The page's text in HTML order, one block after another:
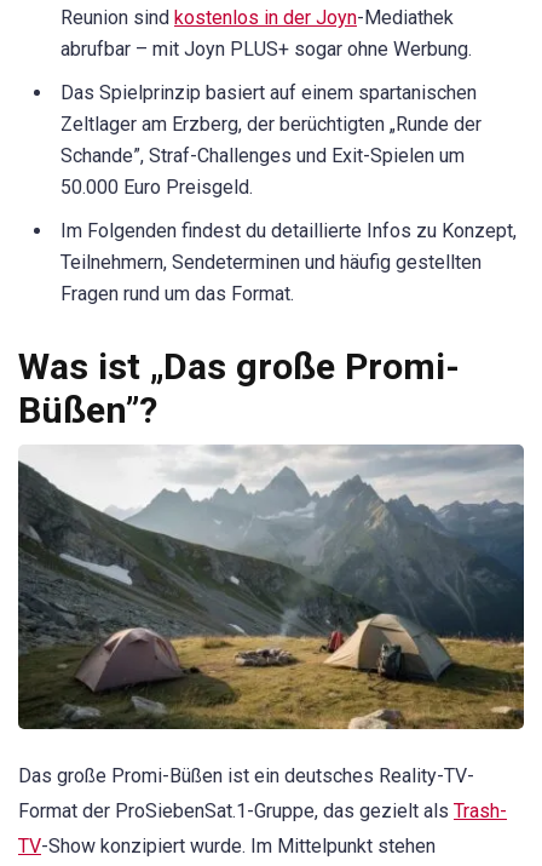
Reunion sind kostenlos in der Joyn-Mediathek
abrufbar – mit Joyn PLUS+ sogar ohne Werbung.
Das Spielprinzip basiert auf einem spartanischen
Zeltlager am Erzberg, der berüchtigten „Runde der
Schande”, Straf-Challenges und Exit-Spielen um
50.000 Euro Preisgeld.
Im Folgenden findest du detaillierte Infos zu Konzept,
Teilnehmern, Sendeterminen und häufig gestellten
Fragen rund um das Format.
Was ist „Das große Promi-
Büßen”?
Das große Promi-Büßen ist ein deutsches Reality-TV-
Format der ProSiebenSat.1-Gruppe, das gezielt als Trash-
TV-Show konzipiert wurde. Im Mittelpunkt stehen